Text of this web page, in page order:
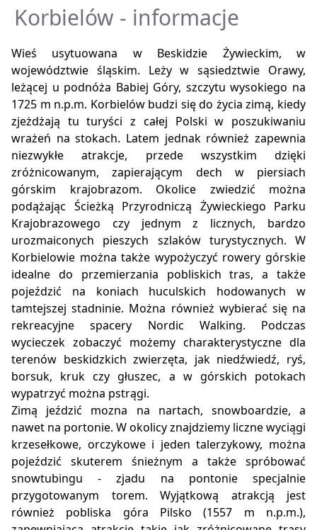
Korbielów - informacje
Wieś usytuowana w Beskidzie Żywieckim, w
województwie śląskim. Leży w sąsiedztwie Orawy,
leżącej u podnóża Babiej Góry, szczytu wysokiego na
1725 m n.p.m. Korbielów budzi się do życia zimą, kiedy
zjeżdżają tu turyści z całej Polski w poszukiwaniu
wrażeń na stokach. Latem jednak również zapewnia
niezwykłe atrakcje, przede wszystkim dzięki
zróżnicowanym, zapierającym dech w piersiach
górskim krajobrazom. Okolice zwiedzić można
podążając Ścieżką Przyrodniczą Żywieckiego Parku
Krajobrazowego czy jednym z licznych, bardzo
urozmaiconych pieszych szlaków turystycznych. W
Korbielowie można także wypożyczyć rowery górskie
idealne do przemierzania pobliskich tras, a także
pojeździć na koniach huculskich hodowanych w
tamtejszej stadninie. Można również wybierać się na
rekreacyjne spacery Nordic Walking. Podczas
wycieczek zobaczyć możemy charakterystyczne dla
terenów beskidzkich zwierzęta, jak niedźwiedź, ryś,
borsuk, kruk czy głuszec, a w górskich potokach
wypatrzyć można pstrągi.
Zimą jeździć mozna na nartach, snowboardzie, a
nawet na portonie. W okolicy znajdziemy liczne wyciągi
krzesełkowe, orczykowe i jeden talerzykowy, można
pojeździć skuterem śnieżnym a także spróbować
snowtubingu - zjadu na pontonie specjalnie
przygotowanym torem. Wyjątkową atrakcją jest
również pobliska góra Pilsko (1557 m n.p.m.),